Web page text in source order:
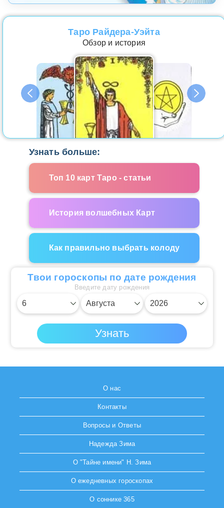
Таро Райдера-Уэйта
Обзор и история
Узнать больше:
Топ 10 карт Таро - статьи
История волшебных Карт
Как правильно выбрать колоду
Твои гороскопы по дате рождения
Введите дату рождения
О нас
Контакты
Вопросы и Ответы
Надежда Зима
О "Тайне имени" Н. Зима
О ежедневных гороскопах
О соннике 365